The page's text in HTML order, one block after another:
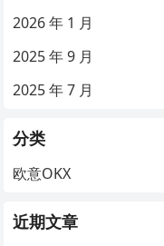
2026 年 1 月
2025 年 9 月
2025 年 7 月
分类
欧意OKX
近期文章